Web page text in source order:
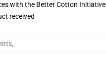
with the Better Cotton Initiative
received
,